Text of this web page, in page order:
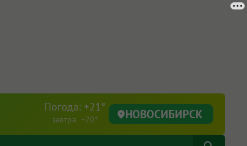
Погода: +21°
завтра +20° НОВОСИБИРСК